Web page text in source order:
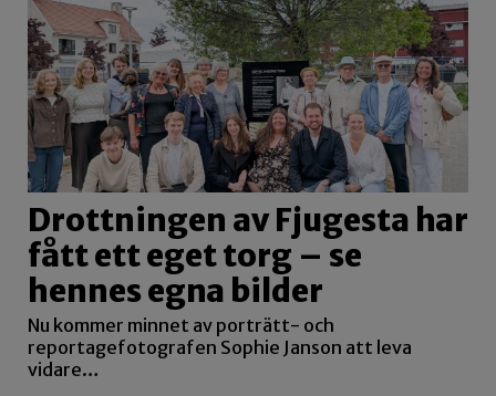
Drottningen av Fjugesta har
fått ett eget torg – se
hennes egna bilder
Nu kommer minnet av porträtt- och
reportagefotografen Sophie Janson att leva
vidare…